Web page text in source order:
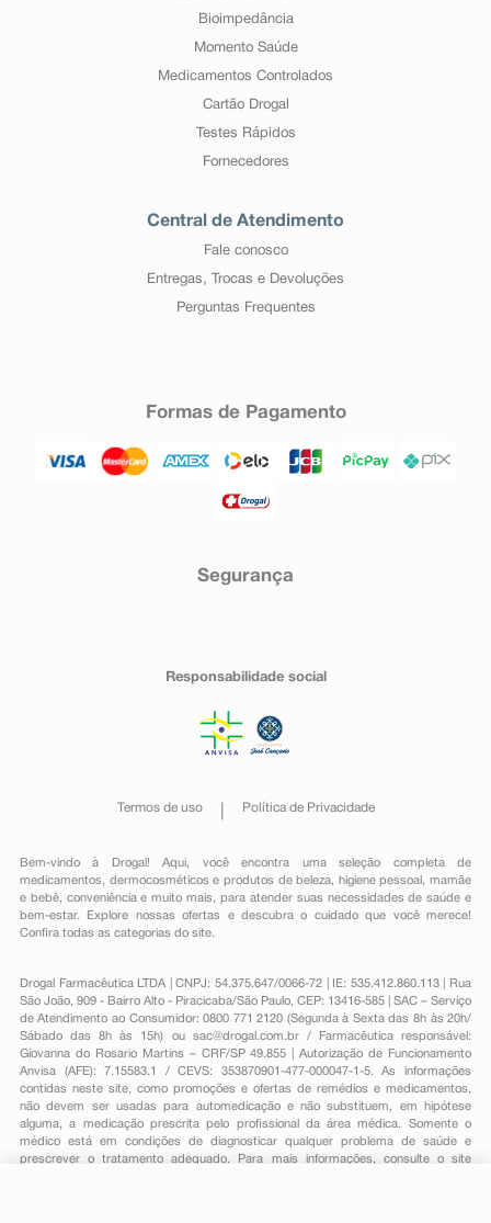
Bioimpedância
Momento Saúde
Medicamentos Controlados
Cartão Drogal
Testes Rápidos
Fornecedores
Central de Atendimento
Fale conosco
Entregas, Trocas e Devoluções
Perguntas Frequentes
Formas de Pagamento
Segurança
Responsabilidade social
Termos de uso Política de Privacidade
Bem-vindo à Drogal! Aqui, você encontra uma seleção completa de
medicamentos , dermocosméticos e produtos de beleza, higiene pessoal ,mamãe
e bebê, conveniênciae muito mais, para atender suas necessidades de saúde e
bem-estar. Explore nossas ofertas e descubra o cuidado que você merece!
Confira todas as categorias do site.
Drogal Farmacêutica LTDA | CNPJ: 54.375.647/0066-72 | IE: 535.412.860.113 | Rua
São João, 909 - Bairro Alto - Piracicaba/São Paulo, CEP: 13416-585 | SAC – Serviço
de Atendimento ao Consumidor: 0800 771 2120 (Segunda à Sexta das 8h às 20h/
Sábado das 8h às 15h) ou sac@drogal.com.br/ Farmacêutica responsável:
Giovanna do Rosario Martins – CRF/SP 49.855 | Autorização de Funcionamento
Anvisa (AFE): 7.15583.1 / CEVS: 353870901-477-000047-1-5. As informações
contidas neste site, como promoções e ofertas de remédios e medicamentos,
não devem ser usadas para automedicação e não substituem, em hipótese
alguma, a medicação prescrita pelo profissional da área médica. Somente o
médico está em condições de diagnosticar qualquer problema de saúde e
prescrever o tratamento adequado. Para mais informações, consulte o site